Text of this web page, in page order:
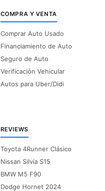
COMPRA Y VENTA
Comprar Auto Usado
Financiamiento de Auto
Seguro de Auto
Verificación Vehicular
Autos para Uber/Didi
REVIEWS
Toyota 4Runner Clásico
Nissan Silvia S15
BMW M5 F90
Dodge Hornet 2024